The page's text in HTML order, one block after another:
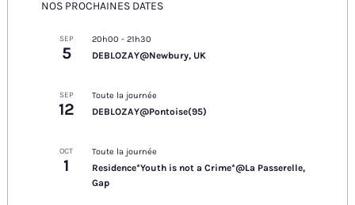
NOS PROCHAINES DATES
SEP
5
20h00 - 21h30
DEBLOZAY@Newbury, UK
SEP
12
Toute la journée
DEBLOZAY@Pontoise(95)
OCT
1
Toute la journée
Residence*Youth is not a Crime*@La Passerelle,
Gap